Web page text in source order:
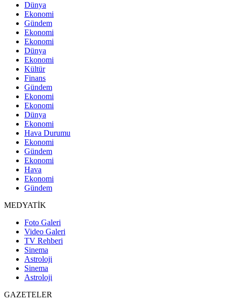
Dünya
Ekonomi
Gündem
Ekonomi
Ekonomi
Dünya
Ekonomi
Kültür
Finans
Gündem
Ekonomi
Ekonomi
Dünya
Ekonomi
Hava Durumu
Ekonomi
Gündem
Ekonomi
Hava
Ekonomi
Gündem
MEDYATİK
Foto Galeri
Video Galeri
TV Rehberi
Sinema
Astroloji
Sinema
Astroloji
GAZETELER